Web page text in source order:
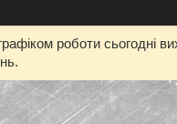
роботи сьогодні